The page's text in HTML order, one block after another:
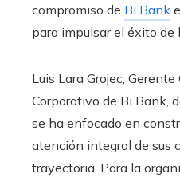
compromiso de Bi Bank
para impulsar el éxito de
Luis Lara Grojec,
Corporativo de Bi Bank,
se ha enfocado en
atención integral de sus
trayectoria. Para la